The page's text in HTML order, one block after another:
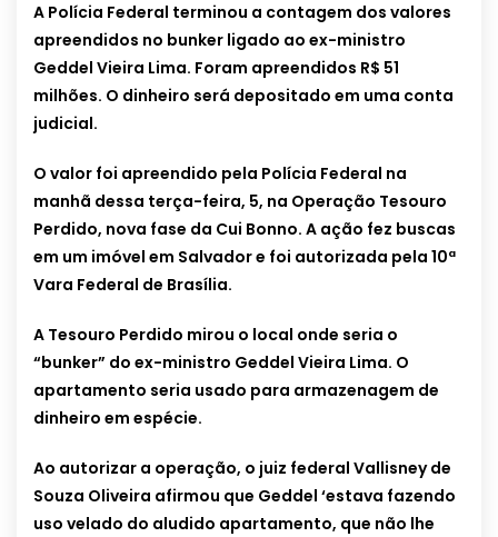
A Polícia Federal terminou a contagem dos valores
apreendidos no bunker ligado ao ex-ministro
Geddel Vieira Lima. Foram apreendidos R$ 51
milhões. O dinheiro será depositado em uma conta
judicial.
O valor foi apreendido pela Polícia Federal na
manhã dessa terça-feira, 5, na Operação Tesouro
Perdido, nova fase da Cui Bonno. A ação fez buscas
em um imóvel em Salvador e foi autorizada pela 10ª
Vara Federal de Brasília.
A Tesouro Perdido mirou o local onde seria o
“bunker” do ex-ministro Geddel Vieira Lima. O
apartamento seria usado para armazenagem de
dinheiro em espécie.
Ao autorizar a operação, o juiz federal Vallisney de
Souza Oliveira afirmou que Geddel ‘estava fazendo
uso velado do aludido apartamento, que não lhe